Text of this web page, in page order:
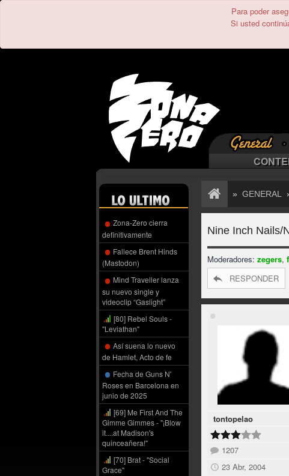
Para poder
Si usted
Zona-Zero cierra
definitivamente
Fallece Brent Hinds
(Mastodon)
Mind Traveller lanza
su nuevo single y
videoclip “Gaslight”
[80] Rebel Souls -
"Leviathan"
Así suena lo nuevo
de Hamlet, Acto de fe
Fecha de Guns N'
Roses en Barcelona en
junio de 2025
[69] Me First And The
Gimme Gimmes - "¡Blow
it....at Madison's
quinceañera!"
[70] Brat - "Social
Grace"
» GENERAL
Nine Inch Nails/
Moderadores:zegers,
RESPONDER
tontopelao
1207
23 Abr, 2004